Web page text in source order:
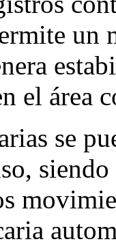
un
el área
se